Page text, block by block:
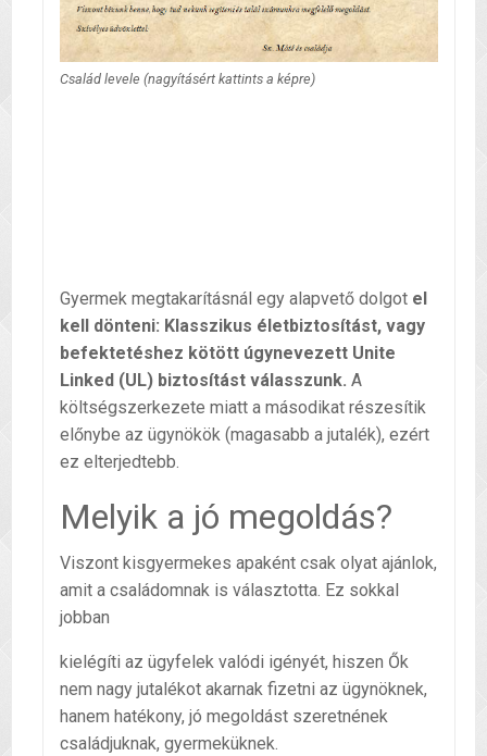
Család levele (nagyításért kattints a képre)
Gyermek megtakarításnál egy alapvető dolgot el
kell dönteni: Klasszikus életbiztosítást, vagy
befektetéshez kötött úgynevezett Unite
Linked (UL) biztosítást válasszunk. A
költségszerkezete miatt a másodikat részesítik
előnybe az ügynökök (magasabb a jutalék), ezért
ez elterjedtebb.
Melyik a jó megoldás?
Viszont kisgyermekes apaként csak olyat ajánlok,
amit a családomnak is választotta. Ez sokkal
jobban
kielégíti az ügyfelek valódi igényét, hiszen Ők
nem nagy jutalékot akarnak fizetni az ügynöknek,
hanem hatékony, jó megoldást szeretnének
családjuknak, gyermeküknek.